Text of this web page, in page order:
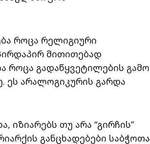
როცა რელიგიური
მითითებად
როცა გადაწყვეტილების გამო
ეს არალოგიკურის გარდა
იზიარებს თუ არა “გირჩის”
განცხადებები საბჭოთა